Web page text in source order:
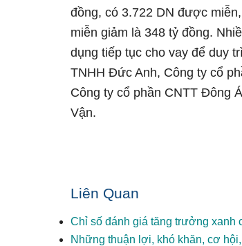
đồng, có 3.722 DN được
miễn giảm là 348 tỷ đồng.
dụng tiếp tục cho vay để duy
TNHH Đức Anh, Công ty cổ
Công ty cổ phần CNTT Đông
Vận.
Liên Quan
Chỉ số đánh giá tăng trưởng xanh
Những thuận lợi, khó khăn, cơ